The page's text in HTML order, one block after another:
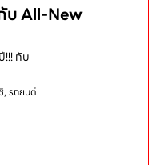
บ All-New
!!! กับ
,รถยนต์